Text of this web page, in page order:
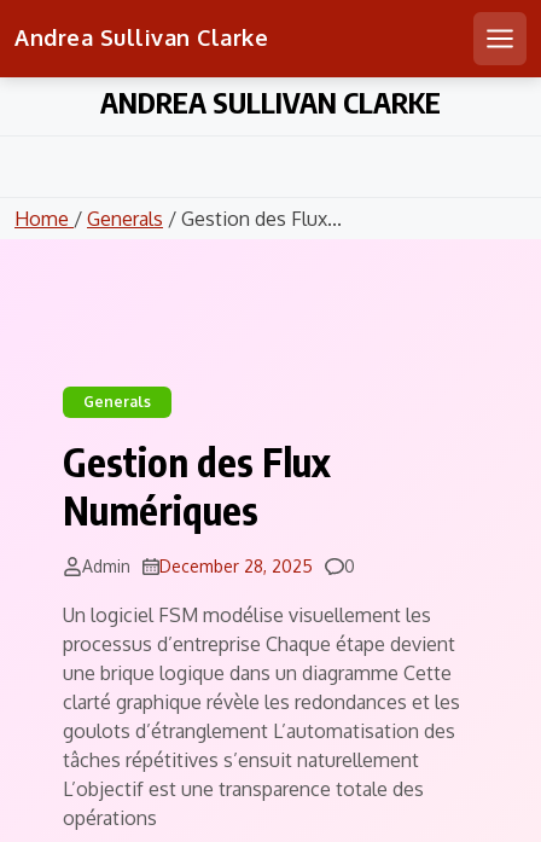
Andrea Sullivan Clarke
ANDREA SULLIVAN CLARKE
Home / Generals / Gestion des Flux...
Generals
Gestion des Flux
Numériques
Admin December 28, 2025 Comments
0
Un logiciel FSM modélise visuellement les
processus d’entreprise Chaque étape devient
une brique logique dans un diagramme Cette
clarté graphique révèle les redondances et les
goulots d’étranglement L’automatisation des
tâches répétitives s’ensuit naturellement
L’objectif est une transparence totale des
opérations